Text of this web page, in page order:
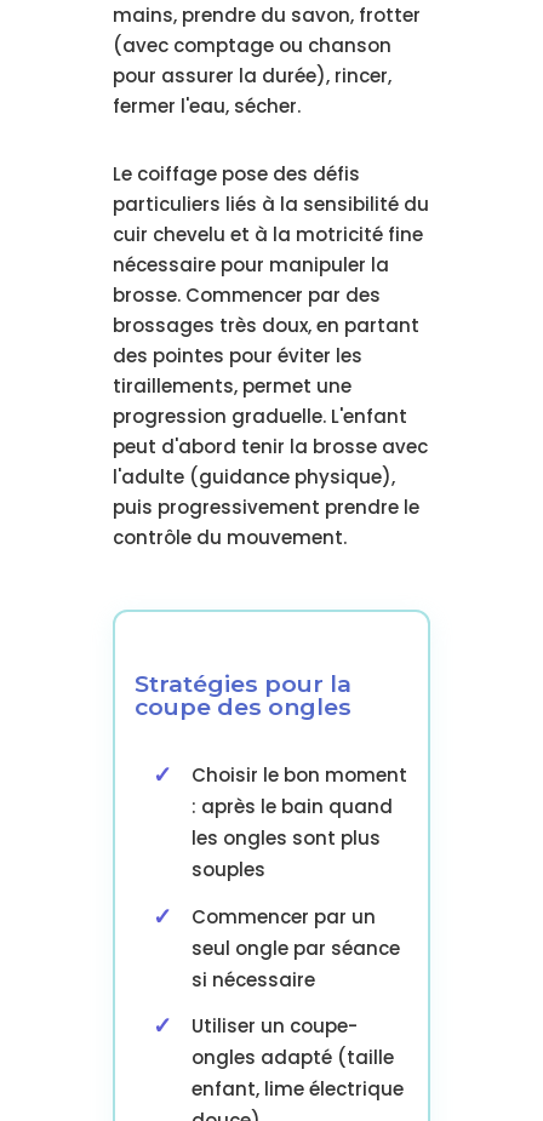
mains, prendre du savon, frotter
(avec comptage ou chanson
pour assurer la durée), rincer,
fermer l'eau, sécher.
Le coiffage pose des défis
particuliers liés à la sensibilité du
cuir chevelu et à la motricité fine
nécessaire pour manipuler la
brosse. Commencer par des
brossages très doux, en partant
des pointes pour éviter les
tiraillements, permet une
progression graduelle. L'enfant
peut d'abord tenir la brosse avec
l'adulte (guidance physique),
puis progressivement prendre le
contrôle du mouvement.
Stratégies pour la
coupe des ongles
Choisir le bon moment
: après le bain quand
les ongles sont plus
souples
Commencer par un
seul ongle par séance
si nécessaire
Utiliser un coupe-
ongles adapté (taille
enfant, lime électrique